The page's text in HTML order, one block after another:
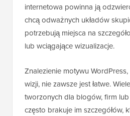
internetowa powinna ją
chcą odważnych układów
potrzebują miejsca na
lub wciągające wizualizacje.
Znalezienie motywu
wizji, nie zawsze jest łatwe.
tworzonych dla blogów, firm
często brakuje im szczegółów,